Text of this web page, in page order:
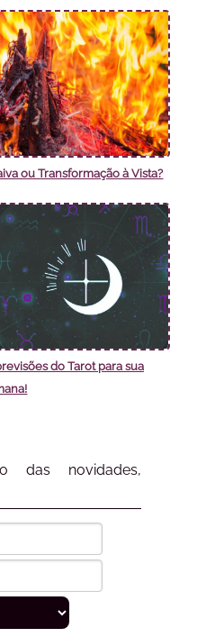
ou Transformação à Vista?
do Tarot para sua
das novidades,